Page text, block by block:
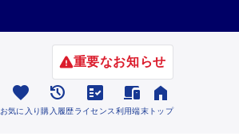
重要なお知らせ

お気に入り

購入履歴

ライセンス

利用端末

トップ